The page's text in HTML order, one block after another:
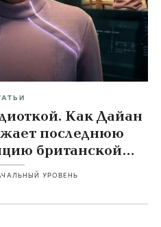
Как Дайан
последнюю
британской
УРОВЕНЬ